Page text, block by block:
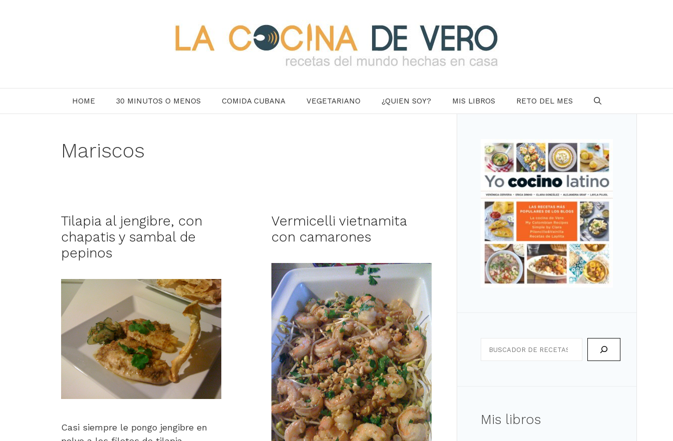
HOME 30 MINUTOS O MENOS COMIDA CUBANA VEGETARIANO ¿QUIEN SOY? MIS LIBROS RETO DEL MES
Mariscos
Tilapia al jengibre, con
chapatis y sambal de
pepinos
Casi siempre le pongo jengibre en
Vermicelli vietnamita
con camarones
Mis libros